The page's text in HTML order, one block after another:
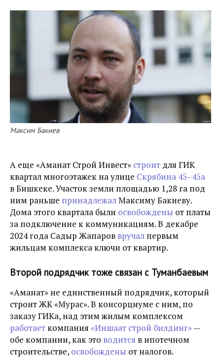
Максим Бакиев
А еще «Аманат Строй Инвест» строит для ГИК
квартал многоэтажек на улице Скрябина 45–45а
в Бишкеке. Участок земли площадью 1,28 га под
ним раньше принадлежалМаксиму Бакиеву.
Дома этого квартала были освобождены от платы
за подключение к коммуникациям. В декабре
2024 года Садыр Жапаров вручал первым
жильцам комплекса ключи от квартир.
Второй подрядчик тоже связан с Туманбаевым
«Аманат» не единственный подрядчик, который
строит ЖК «Мурас». В консорциуме с ним, по
заказу ГИКа, над этим жилым комплексом
работает компания «Иншаат строй билдинг»—
обе компании, как это водится в ипотечном
строительстве, освобождены от налогов.